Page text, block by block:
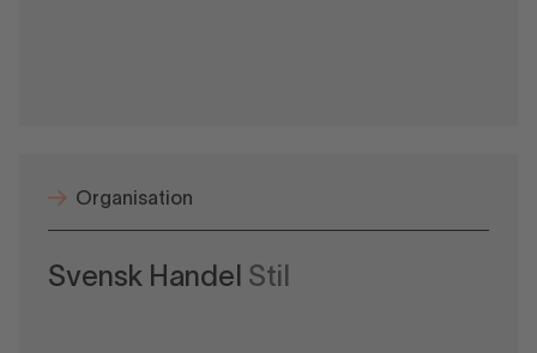
Organisation
Svensk Handel Stil